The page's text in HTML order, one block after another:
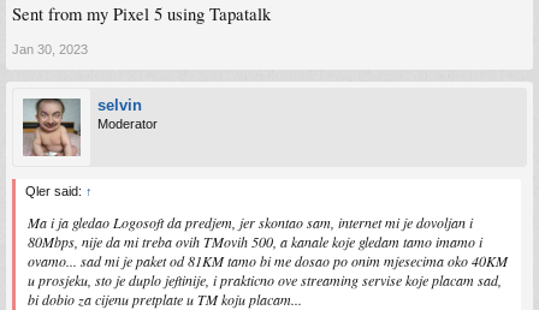
Sent from my Pixel 5 using Tapatalk
Jan 30, 2023
selvin
Moderator
Qler said: ↑
Ma i ja gledao Logosoft da predjem, jer skontao sam, internet mi je dovoljan i
80Mbps, nije da mi treba ovih TMovih 500, a kanale koje gledam tamo imamo i
ovamo... sad mi je paket od 81KM tamo bi me dosao po onim mjesecima oko 40KM
u prosjeku, sto je duplo jeftinije, i prakticno ove streaming servise koje placam sad,
bi dobio za cijenu pretplate u TM koju placam...